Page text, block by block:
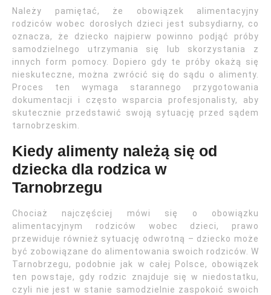
Należy pamiętać, że obowiązek alimentacyjny
rodziców wobec dorosłych dzieci jest subsydiarny, co
oznacza, że dziecko najpierw powinno podjąć próby
samodzielnego utrzymania się lub skorzystania z
innych form pomocy. Dopiero gdy te próby okażą się
nieskuteczne, można zwrócić się do sądu o alimenty.
Proces ten wymaga starannego przygotowania
dokumentacji i często wsparcia profesjonalisty, aby
skutecznie przedstawić swoją sytuację przed sądem
tarnobrzeskim.
Kiedy alimenty należą się od
dziecka dla rodzica w
Tarnobrzegu
Chociaż najczęściej mówi się o obowiązku
alimentacyjnym rodziców wobec dzieci, prawo
przewiduje również sytuację odwrotną – dziecko może
być zobowiązane do alimentowania swoich rodziców. W
Tarnobrzegu, podobnie jak w całej Polsce, obowiązek
ten powstaje, gdy rodzic znajduje się w niedostatku,
czyli nie jest w stanie samodzielnie zaspokoić swoich